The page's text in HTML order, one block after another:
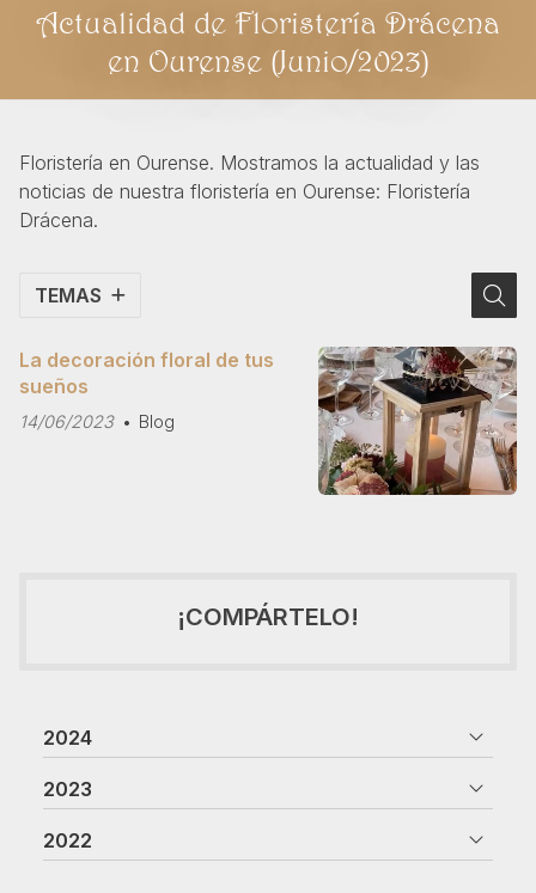
Actualidad de Floristería Drácena
en Ourense (Junio/2023)
Floristería en Ourense. Mostramos la actualidad y las
noticias de nuestra floristería en Ourense: Floristería
Drácena.
TEMAS
La decoración floral de tus
sueños
14/06/2023 Blog
¡COMPÁRTELO!
2024
2023
2022